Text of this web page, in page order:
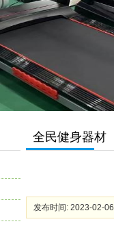
全民健身器材
发布时间: 2023-02-